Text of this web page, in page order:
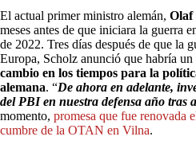
El actual primer ministro alemán, Olaf
meses antes de que iniciara la guerra
de 2022. Tres días después de que la
Europa, Scholz anunció que habría un
cambio en los tiempos para la
alemana. “De ahora en adelante,
del PBI en nuestra defensa año tras
momento, promesa que fue renovada
cumbre de la OTAN en Vilna.